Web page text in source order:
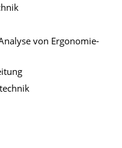
von Ergonomie-